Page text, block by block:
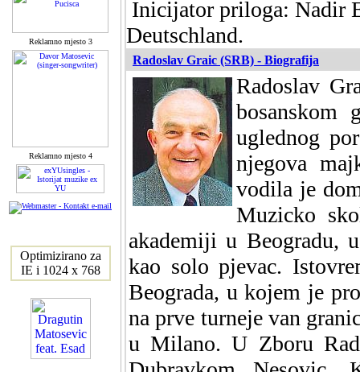
Reklamno mjesto 3
Reklamno mjesto 4
Optimizirano za
IE i 1024 x 768
Inicijator priloga: Nadir
Deutschland.
Radoslav Graic (SRB) - Biografija
Radoslav
uglednog
njegova
vodila je
Muzicko
akademiji u Beogradu,
kao solo pjevac.
Beograda, u kojem je
na prve turneje van
u Milano. U Zboru